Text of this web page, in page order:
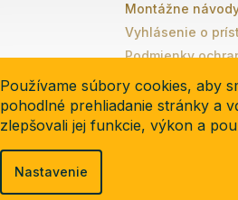
Používame súbory cookies, aby
pohodlné prehliadanie stránky a
zlepšovali jej funkcie, výkon a
Nastavenie
Montážne
Vyhlásenie o
Podmienky